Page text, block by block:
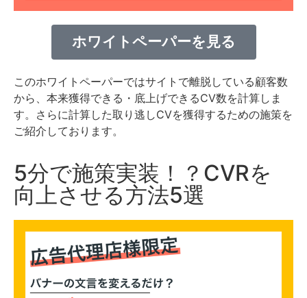
ホワイトペーパーを見る
このホワイトペーパーではサイトで離脱している顧客数
から、本来獲得できる・底上げできるCV数を計算しま
す。さらに計算した取り逃しCVを獲得するための施策を
ご紹介しております。
5分で施策実装！？CVRを
向上させる方法5選